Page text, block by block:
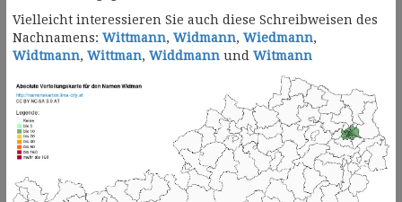
Vielleicht interessieren Sie auch diese Schreibweisen des
Nachnamens: Wittmann, Widmann, Wiedmann,
Widtmann, Wittman, Widdmann und Witmann